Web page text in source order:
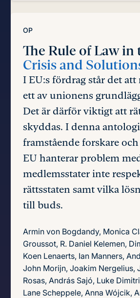
OP
The Rule of Law in
Crisis and
I EU:s fördrag står det att
ett av unionens
Det är därför viktigt att
skyddas. I denna
framstående forskare
EU hanterar problem
medlemsstater inte
rättsstaten samt vilka
till buds.
Armin von Bogdandy, Monica
Groussot, R. Daniel Kelemen,
Koen Lenaerts, Ian Manners,
John Morijn, Joakim Nergelius,
Rosas, András Sajó, Luke
Lane Scheppele, Anna Wójcik,